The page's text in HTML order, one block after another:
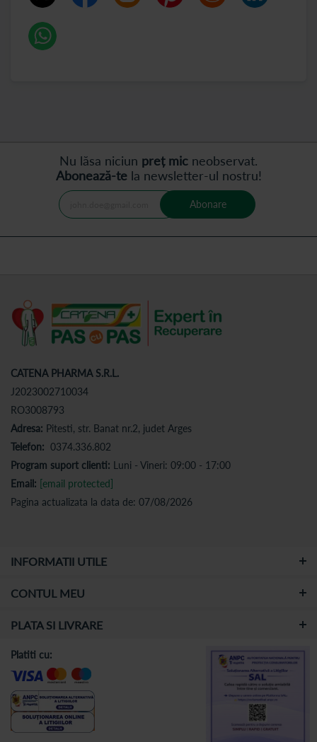
Nu lăsa niciun preț mic neobservat.
Abonează-tela newsletter-ul nostru!
Abonare
CATENA PHARMA S.R.L.
J2023002710034
RO3008793
Adresa: Pitesti, str. Banat nr.2, judet Arges
Telefon: 0374.336.802
Program suport clienti: Luni - Vineri: 09:00 - 17:00
Email: [email protected]
Pagina actualizata la data de: 07/08/2026
INFORMATII UTILE
CONTUL MEU
PLATA SI LIVRARE
Platiti cu: